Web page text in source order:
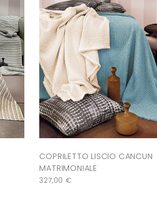
COPRILETTO LISCIO CANCUN
MATRIMONIALE
327,00€